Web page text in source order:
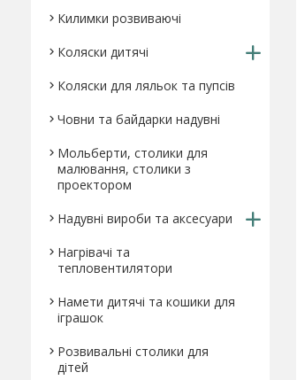
Килимки розвиваючі
Коляски дитячі
Коляски для ляльок та пупсів
Човни та байдарки надувні
Мольберти, столики для
малювання, столики з
проектором
Надувні вироби та аксесуари
Нагрівачі та
тепловентилятори
Намети дитячі та кошики для
іграшок
Розвивальні столики для
дітей